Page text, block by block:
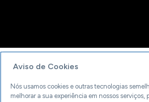
Aviso de Cookies
Nós usamos cookies e outras tecnologias
melhorar a sua experiência em nossos serviços,